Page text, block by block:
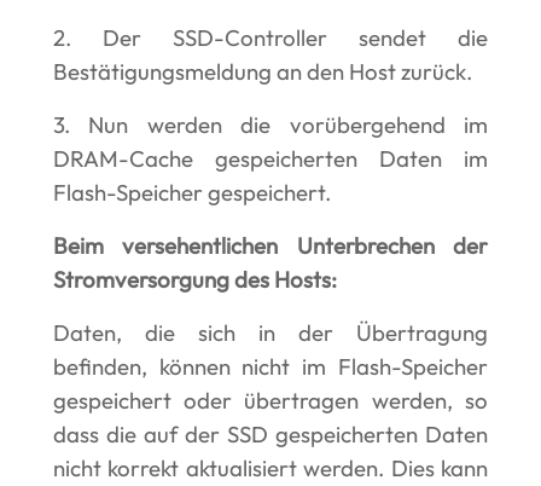
2. Der SSD-Controller sendet die
Bestätigungsmeldung an den Host zurück.
3. Nun werden die vorübergehend im
DRAM-Cache gespeicherten Daten im
Flash-Speicher gespeichert.
Beim versehentlichen Unterbrechen der
Stromversorgung des Hosts:
Daten, die sich in der Übertragung
befinden, können nicht im Flash-Speicher
gespeichert oder übertragen werden, so
dass die auf der SSD gespeicherten Daten
nicht korrekt aktualisiert werden. Dies kann